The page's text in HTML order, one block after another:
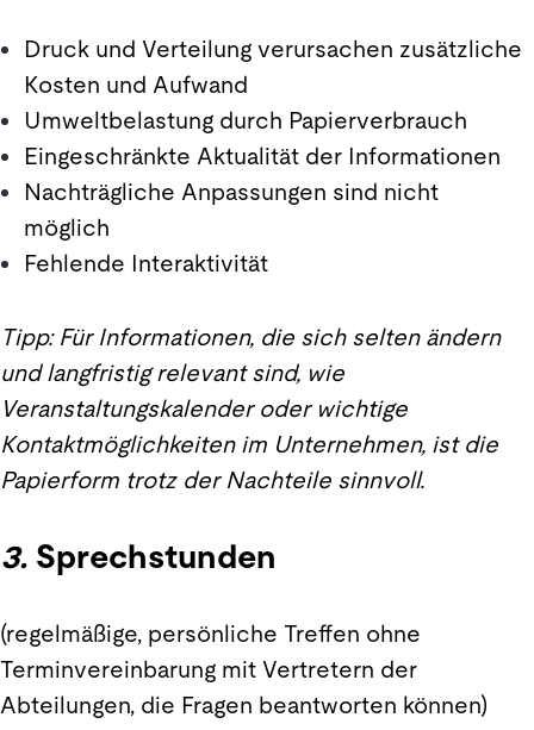
Druck und Verteilung verursachen zusätzliche
Kosten und Aufwand
Umweltbelastung durch Papierverbrauch
Eingeschränkte Aktualität der Informationen
Nachträgliche Anpassungen sind nicht
möglich
Fehlende Interaktivität
Tipp: Für Informationen, die sich selten ändern
und langfristig relevant sind, wie
Veranstaltungskalender oder wichtige
Kontaktmöglichkeiten im Unternehmen, ist die
Papierform trotz der Nachteile sinnvoll.
3. Sprechstunden
(regelmäßige, persönliche Treffen ohne
Terminvereinbarung mit Vertretern der
Abteilungen, die Fragen beantworten können)